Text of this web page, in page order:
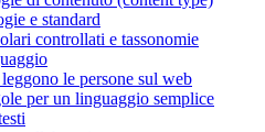
e standard
controllati e tassonomie
le persone sul web
per un linguaggio semplice